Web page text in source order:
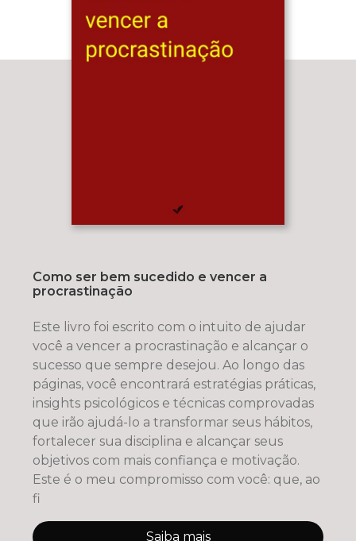
Como ser bem sucedido e vencer a
procrastinação
Este livro foi escrito com o intuito de ajudar
você a vencer a procrastinação e alcançar o
sucesso que sempre desejou. Ao longo das
páginas, você encontrará estratégias práticas,
insights psicológicos e técnicas comprovadas
que irão ajudá-lo a transformar seus hábitos,
fortalecer sua disciplina e alcançar seus
objetivos com mais confiança e motivação.
Este é o meu compromisso com você: que, ao
fi
Saiba mais